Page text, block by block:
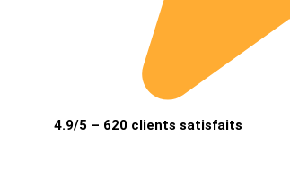
4.9/5 – 620 clients satisfaits